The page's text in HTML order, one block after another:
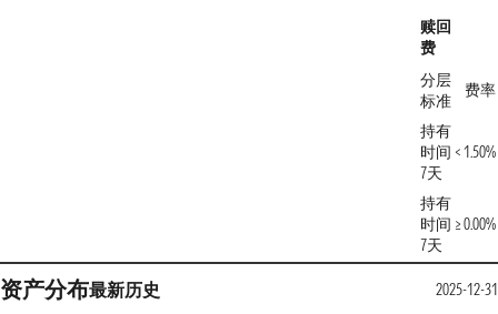
赎回
费
分层
标准
费率
持有
时间 <
7天
1.50%
持有
时间 ≥
7天
0.00%
资产分布最新历史 2025-12-31